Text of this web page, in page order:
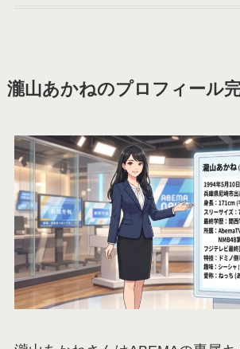
瀧山あかねのプロフィール